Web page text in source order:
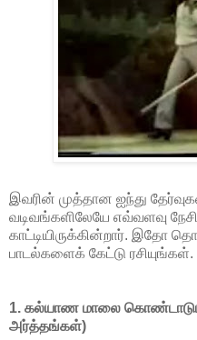
இவரின் முத்தான ஐந்து
வடிவங்களிலேயே எவ்வளவு
காட்டியிருக்கின்றார். இதோ
பாடல்களைக் கேட்டு ரசியுங்கள்.
1. கல்யாண மாலை கொண்டாடும்
அர்த்தங்கள்)